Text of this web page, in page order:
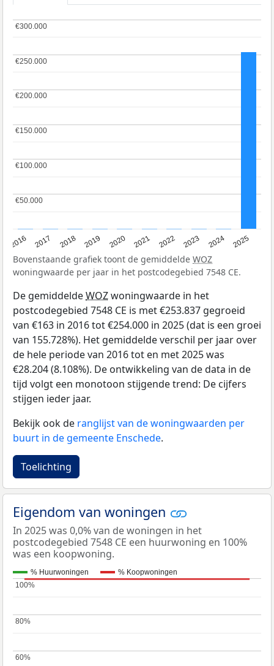
2016 2017 2018 2019 2020 2021 2022 2023 2024 2025
€50.000
€50.000
€100.000
€100.000
€150.000
€150.000
€200.000
€200.000
€250.000
€250.000
€300.000
€300.000
Bovenstaande grafiek toont de gemiddelde WOZ
woningwaarde per jaar in het postcodegebied 7548 CE.
De gemiddeldeWOZwoningwaarde in het
postcodegebied 7548 CE is met €253.837 gegroeid
van €163 in 2016 tot €254.000 in 2025 (dat is een groei
van 155.728%). Het gemiddelde verschil per jaar over
de hele periode van 2016 tot en met 2025 was
€28.204 (8.108%). De ontwikkeling van de data in de
tijd volgt een monotoon stijgende trend: De cijfers
stijgen ieder jaar.
Bekijk ook de ranglijst van de woningwaarden per
buurt in de gemeente Enschede.
Toelichting
Eigendom van woningen
In 2025 was 0,0% van de woningen in het
postcodegebied 7548 CE een huurwoning en 100%
was een koopwoning.
% Huurwoningen % Koopwoningen
60%
60%
80%
80%
100%
100%